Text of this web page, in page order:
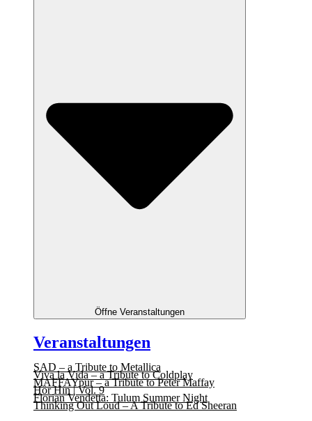
Öffne Veranstaltungen
Veranstaltungen
SAD – a Tribute to Metallica
Viva la Vida – a Tribute to Coldplay
MAFFAYpur – a Tribute to Peter Maffay
Hör Hin | Vol. 9
Florian Vendetta: Tulum Summer Night
Thinking Out Loud – A Tribute to Ed Sheeran